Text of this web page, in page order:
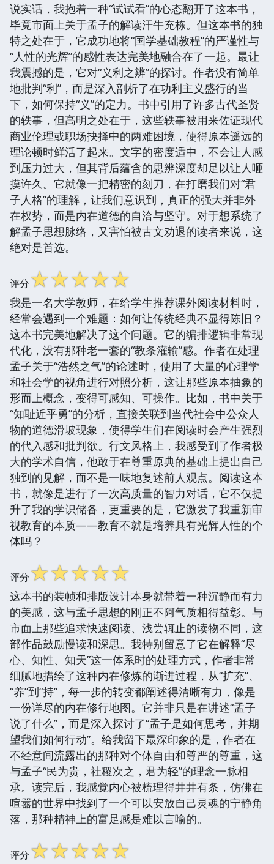
说实话，我抱着一种“试试看”的心态翻开了这本书，
毕竟市面上关于孟子的解读汗牛充栋。但这本书的独
特之处在于，它成功地将“国学基础教程”的严谨性与
“人性的光辉”的感性表达完美地融合在了一起。最让
我震撼的是，它对“义利之辨”的探讨。作者没有简单
地批判“利”，而是深入剖析了在功利主义盛行的当
下，如何保持“义”的定力。书中引用了许多古代圣贤
的轶事，但高明之处在于，这些轶事被用来佐证现代
商业伦理或职场抉择中的两难困境，使得原本遥远的
理论顿时鲜活了起来。文字的密度适中，不会让人感
到压力过大，但其背后蕴含的思辨深度却足以让人咂
摸许久。它就像一把精密的刻刀，在打磨我们对“君
子人格”的理解，让我们意识到，真正的强大并非外
在权势，而是内在道德的自洽与坚守。对于想系统了
解孟子思想脉络，又害怕被古文劝退的读者来说，这
绝对是首选。
评分☆☆☆☆☆
我是一名大学教师，在给学生推荐课外阅读材料时，
经常会遇到一个难题：如何让传统经典不显得陈旧？
这本书完美地解决了这个问题。它的编排逻辑非常现
代化，没有那种老一套的“教条灌输”感。作者在处理
孟子关于“浩然之气”的论述时，使用了大量的心理学
和社会学的视角进行对照分析，这让那些原本抽象的
形而上概念，变得可感知、可操作。比如，书中关于
“知耻近乎勇”的分析，直接关联到当代社会中公众人
物的道德滑坡现象，使得学生们在阅读时会产生强烈
的代入感和批判欲。行文风格上，我感受到了作者极
大的学术自信，他敢于在尊重原典的基础上提出自己
独到的见解，而不是一味地复述前人观点。阅读这本
书，就像是进行了一次高质量的智力对话，它不仅提
升了我的学识储备，更重要的是，它激发了我重新审
视教育的本质——教育不就是培养具有光辉人性的个
体吗？
评分☆☆☆☆☆
这本书的装帧和排版设计本身就带着一种沉静而有力
的美感，这与孟子思想的刚正不阿气质相得益彰。与
市面上那些追求快速阅读、浅尝辄止的读物不同，这
部作品鼓励慢读和深思。我特别留意了它在解释“尽
心、知性、知天”这一体系时的处理方式，作者非常
细腻地描绘了这种内在修炼的渐进过程，从“扩充”、
“养”到“持”，每一步的转变都阐述得清晰有力，像是
一份详尽的内在修行地图。它并非只是在讲述“孟子
说了什么”，而是深入探讨了“孟子是如何思考，并期
望我们如何行动”。给我留下最深印象的是，作者在
不经意间流露出的那种对个体自由和尊严的尊重，这
与孟子“民为贵，社稷次之，君为轻”的理念一脉相
承。读完后，我感觉内心被梳理得井井有条，仿佛在
喧嚣的世界中找到了一个可以安放自己灵魂的宁静角
落，那种精神上的富足感是难以言喻的。
评分☆☆☆☆☆